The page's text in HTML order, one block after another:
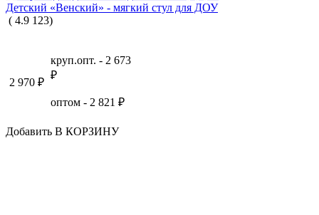
Детский «Венский» - мягкий стул для ДОУ
( 4.9 123)
2 970 ₽
круп.опт. - 2 673
₽
оптом - 2 821 ₽
Добавить В КОРЗИНУ